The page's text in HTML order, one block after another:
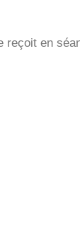
reçoit en